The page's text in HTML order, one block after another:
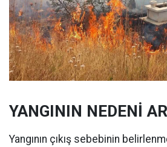
YANGININ NEDENİ
Yangının çıkış sebebinin